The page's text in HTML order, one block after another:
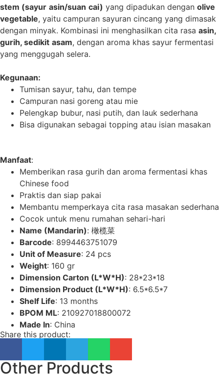
stem (sayur asin/suan cai) yang dipadukan dengan olive
vegetable, yaitu campuran sayuran cincang yang dimasak
dengan minyak. Kombinasi ini menghasilkan cita rasa asin,
gurih, sedikit asam, dengan aroma khas sayur fermentasi
yang menggugah selera.
Kegunaan:
Tumisan sayur, tahu, dan tempe
Campuran nasi goreng atau mie
Pelengkap bubur, nasi putih, dan lauk sederhana
Bisa digunakan sebagai topping atau isian masakan
Manfaat:
Memberikan rasa gurih dan aroma fermentasi khas
Chinese food
Praktis dan siap pakai
Membantu memperkaya cita rasa masakan sederhana
Cocok untuk menu rumahan sehari-hari
Name (Mandarin): 橄榄菜
Barcode: 8994463751079
Unit of Measure: 24 pcs
Weight: 160 gr
Dimension Carton (L*W*H): 28*23*18
Dimension Product (L*W*H): 6.5*6.5*7
Shelf Life: 13 months
BPOM ML: 210927018800072
Made In: China
Share this product:
Other Products